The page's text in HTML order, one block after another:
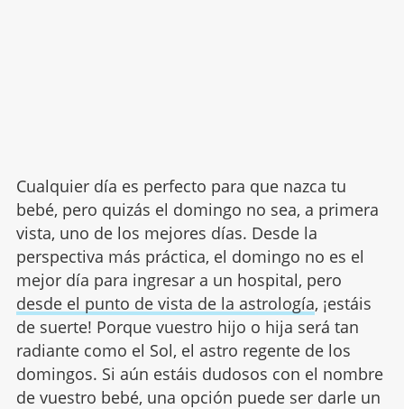
Cualquier día es perfecto para que nazca tu
bebé, pero quizás el domingo no sea, a primera
vista, uno de los mejores días. Desde la
perspectiva más práctica, el domingo no es el
mejor día para ingresar a un hospital, pero
desde el punto de vista de la astrología, ¡estáis
de suerte! Porque vuestro hijo o hija será tan
radiante como el Sol, el astro regente de los
domingos. Si aún estáis dudosos con el nombre
de vuestro bebé, una opción puede ser darle un